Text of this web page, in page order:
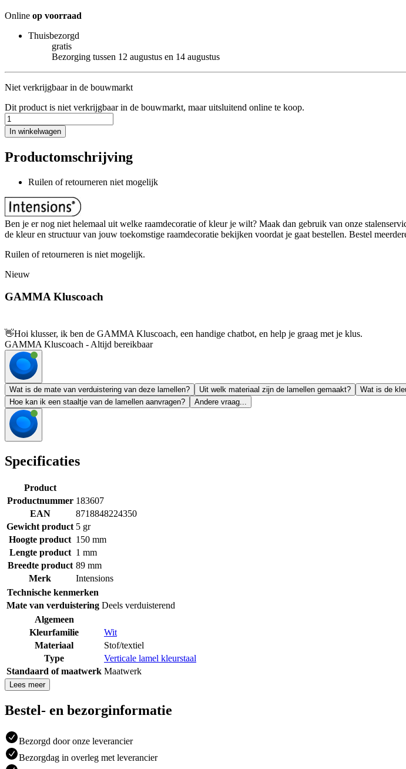
Online op voorraad
Thuisbezorgd
gratis
Bezorging tussen 12 augustus en 14 augustus
Niet verkrijgbaar in de bouwmarkt
Dit product is niet verkrijgbaar in de bouwmarkt, maar uitsluitend online te koop.
In winkelwagen
Productomschrijving
Ruilen of retourneren niet mogelijk
Ben je er nog niet helemaal uit welke raamdecoratie of kleur je wilt? Maak dan gebruik van onze
de kleur en structuur van jouw toekomstige raamdecoratie bekijken voordat je gaat bestellen. Bestel
Ruilen of retourneren is niet mogelijk.
Nieuw
GAMMA Kluscoach
👋Hoi klusser, ik ben de GAMMA Kluscoach, een handige chatbot, en help je graag met je klus.
GAMMA Kluscoach - Altijd bereikbaar
Wat is de mate van verduistering van deze lamellen? Uit welk materiaal zijn de lamellen gemaakt? Wat is de
Hoe kan ik een staaltje van de lamellen aanvragen?
Andere vraag...
Specificaties
Product
Productnummer 183607
EAN
8718848224350
Gewicht product 5 gr
Hoogte product 150 mm
Lengte product 1 mm
Breedte product 89 mm
Merk
Intensions
Technische kenmerken
Mate van verduistering Deels verduisterend
Algemeen
Kleurfamilie
Wit
Materiaal
Stof/textiel
Type
Verticale lamel kleurstaal
Standaard of maatwerk Maatwerk
Lees meer
Bestel- en bezorginformatie
Bezorgd door onze leverancier
Bezorgdag in overleg met leverancier